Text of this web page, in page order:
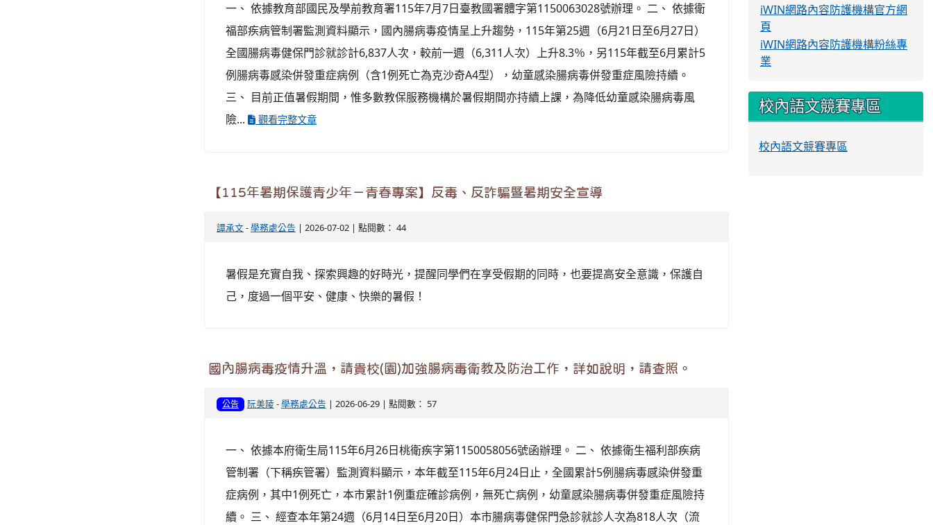
一、 依據教育部國民及學前教育署115年7月7日臺教國署體字第1150063028號辦理。 二、 依據衛
福部疾病管制署監測資料顯示，國內腸病毒疫情呈上升趨勢，115年第25週（6月21日至6月27日）
全國腸病毒健保門診就診計6,837人次，較前一週（6,311人次）上升8.3％，另115年截至6月累計5
例腸病毒感染併發重症病例（含1例死亡為克沙奇A4型），幼童感染腸病毒併發重症風險持續。
三、 目前正值暑假期間，惟多數教保服務機構於暑假期間亦持續上課，為降低幼童感染腸病毒風
險...
觀看完整文章
【115年暑期保護青少年－青春專案】反毒、反詐騙暨暑期安全宣導
譚承文-學務處公告 | 2026-07-02 | 點閱數： 44
暑假是充實自我、探索興趣的好時光，提醒同學們在享受假期的同時，也要提高安全意識，保護自
己，度過一個平安、健康、快樂的暑假！
國內腸病毒疫情升溫，請貴校(園)加強腸病毒衛教及防治工作，詳如說明，請查照。
公告 阮美陵-學務處公告 | 2026-06-29 | 點閱數： 57
一、 依據本府衛生局115年6月26日桃衛疾字第1150058056號函辦理。 二、 依據衛生福利部疾病
管制署（下稱疾管署）監測資料顯示，本年截至115年6月24日止，全國累計5例腸病毒感染併發重
症病例，其中1例死亡，本市累計1例重症確診病例，無死亡病例，幼童感染腸病毒併發重症風險持
續。 三、 經查本年第24週（6月14日至6月20日）本市腸病毒健保門急診就診人次為818人次（流
iWIN網路內容防護機構官方網
頁
iWIN網路內容防護機構粉絲專
業
校內語文競賽專區
校內語文競賽專區